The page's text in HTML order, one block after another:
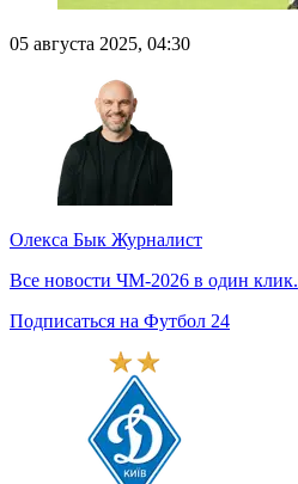
05 августа 2025, 04:30
Олекса Бык Журналист
Все новости ЧМ-2026 в один клик.
Подписаться на Футбол 24